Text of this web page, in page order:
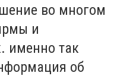
во многом
и
именно так
об